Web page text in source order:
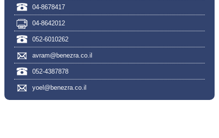
04-8678417
04-8642012
052-6010262
avram@benezra.co.il
052-4387878
yoel@benezra.co.il